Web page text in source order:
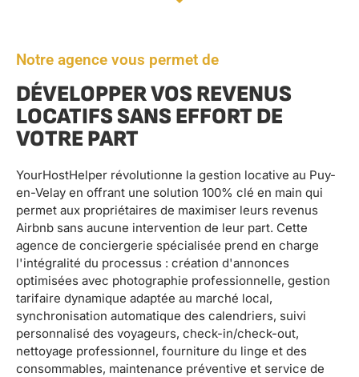
Notre agence vous permet de
DÉVELOPPER VOS REVENUS
LOCATIFS SANS EFFORT DE
VOTRE PART
YourHostHelper révolutionne la gestion locative au Puy-
en-Velay en offrant une solution 100% clé en main qui
permet aux propriétaires de maximiser leurs revenus
Airbnb sans aucune intervention de leur part. Cette
agence de conciergerie spécialisée prend en charge
l'intégralité du processus : création d'annonces
optimisées avec photographie professionnelle, gestion
tarifaire dynamique adaptée au marché local,
synchronisation automatique des calendriers, suivi
personnalisé des voyageurs, check-in/check-out,
nettoyage professionnel, fourniture du linge et des
consommables, maintenance préventive et service de